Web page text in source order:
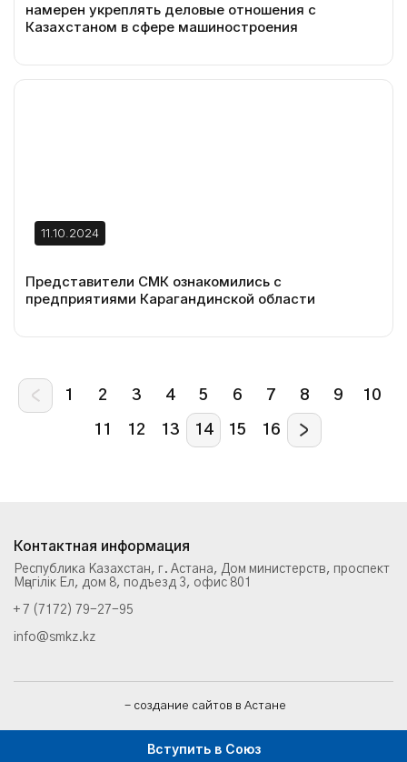
Вступить в Союз
намерен укреплять деловые отношения с
Казахстаном в сфере машиностроения
11.10.2024
Представители СМК ознакомились с
предприятиями Карагандинской области
1 2 3 4 5 6 7 8 9 10
11 12 13 14 15 16
Контактная информация
Республика Казахстан, г. Астана, Дом министерств, проспект
Мәңгілік Ел, дом 8, подъезд 3, офис 801
+ 7 (7172) 79-27-95
info@smkz.kz
- создание сайтов в Астане